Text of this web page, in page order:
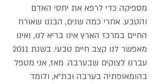
מספיקה כדי לרפא את יחסי האדם
והטבע. אחרי כמה שנים, הבננו שאורח
החיים במרכז הארץ אינו בריא לנו, ואינו
מאפשר לנו קצב חיים טבעי. בשנת 2011
עברנו לצוקים שבערבה. מאז, אני מטפל
בהומאופתיה בערבה ובת"א, ולומד